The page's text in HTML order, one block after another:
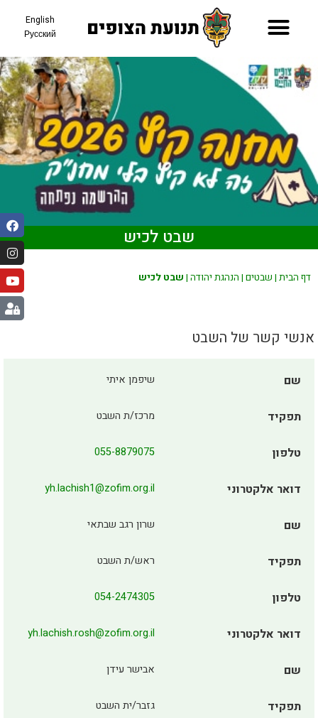
English
Русский
שבט לכיש
דף הבית | שבטים | הנהגת יהודה | שבט לכיש
אנשי קשר של השבט
שם שיפמן איתי
תפקיד מרכז/ת השבט
טלפון 055-8879075
דואר אלקטרוני yh.lachish1@zofim.org.il
שם שרון רגב שבתאי
תפקיד ראש/ת השבט
טלפון 054-2474305
דואר אלקטרוני yh.lachish.rosh@zofim.org.il
שם אבישר עידן
תפקיד גזבר/ית השבט